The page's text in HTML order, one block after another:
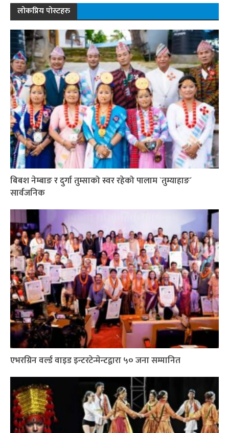
लोकप्रिय पोस्टहरु
बिबश नेम्बाङ र दुर्गा तुम्साको स्वर रहेको पालाम `तुम्याहाङ´
सार्वजनिक
एभरग्रिन वर्ल्ड वाइड इन्टरटेन्मेन्टद्वारा ५० जना सम्मानित